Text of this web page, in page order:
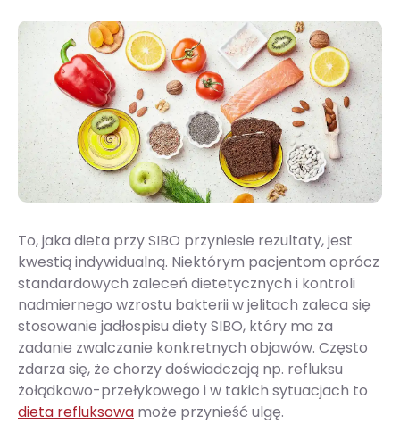
To, jaka dieta przy SIBO przyniesie rezultaty, jest
kwestią indywidualną. Niektórym pacjentom oprócz
standardowych zaleceń dietetycznych i kontroli
nadmiernego wzrostu bakterii w jelitach zaleca się
stosowanie jadłospisu diety SIBO, który ma za
zadanie zwalczanie konkretnych objawów. Często
zdarza się, że chorzy doświadczają np. refluksu
żołądkowo-przełykowego i w takich sytuacjach to
dieta refluksowa może przynieść ulgę.